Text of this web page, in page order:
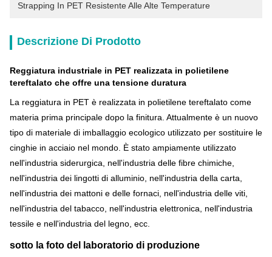
Strapping In PET Resistente Alle Alte Temperature
Descrizione Di Prodotto
Reggiatura industriale in PET realizzata in polietilene
tereftalato che offre una tensione duratura
La reggiatura in PET è realizzata in polietilene tereftalato come
materia prima principale dopo la finitura. Attualmente è un nuovo
tipo di materiale di imballaggio ecologico utilizzato per sostituire le
cinghie in acciaio nel mondo. È stato ampiamente utilizzato
nell'industria siderurgica, nell'industria delle fibre chimiche,
nell'industria dei lingotti di alluminio, nell'industria della carta,
nell'industria dei mattoni e delle fornaci, nell'industria delle viti,
nell'industria del tabacco, nell'industria elettronica, nell'industria
tessile e nell'industria del legno, ecc.
sotto la foto del laboratorio di produzione